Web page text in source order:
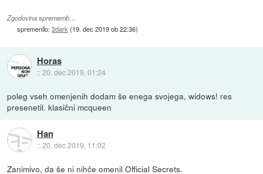
Zgodovina sprememb…
spremenilo:2dark (19. dec 2019 ob 22:36)
Horas
::20. dec 2019, 01:24
poleg vseh omenjenih dodam še enega svojega, widows! res
presenetil. klasični mcqueen
Han
::20. dec 2019, 11:02
Zanimivo, da še ni nihče omenil Official Secrets.